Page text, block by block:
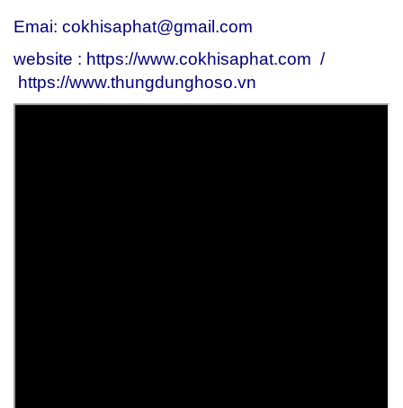
Emai: cokhisaphat@gmail.com
website : https://www.cokhisaphat.com /
https://www.thungdunghoso.vn